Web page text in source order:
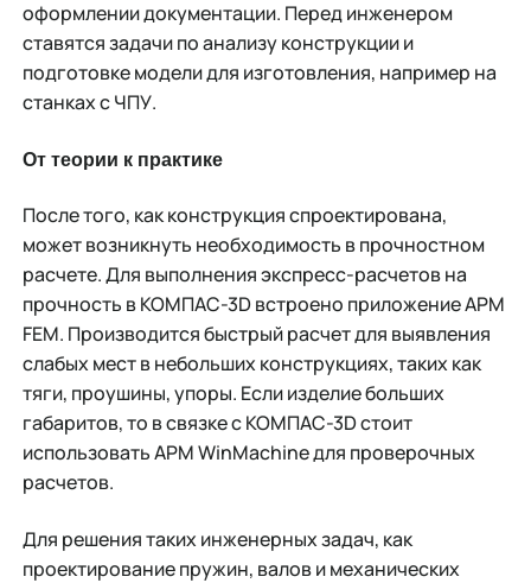
оформлении документации. Перед инженером
ставятся задачи по анализу конструкции и
подготовке модели для изготовления, например на
станках с ЧПУ.
От теории к практике
После того, как конструкция спроектирована,
может возникнуть необходимость в прочностном
расчете. Для выполнения экспресс-расчетов на
прочность в КОМПАС-3D встроено приложение APM
FEM. Производится быстрый расчет для выявления
слабых мест в небольших конструкциях, таких как
тяги, проушины, упоры. Если изделие больших
габаритов, то в связке с КОМПАС-3D стоит
использовать APM WinMachine для проверочных
расчетов.
Для решения таких инженерных задач, как
проектирование пружин, валов и механических